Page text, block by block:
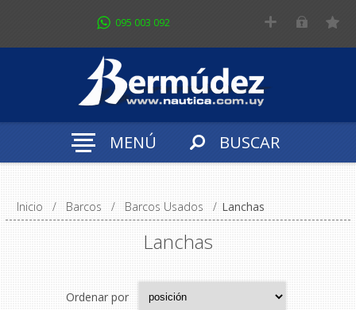
095 003 092
MENÚ
BUSCAR
Inicio / Barcos / Barcos Usados / Lanchas
Lanchas
Ordenar por